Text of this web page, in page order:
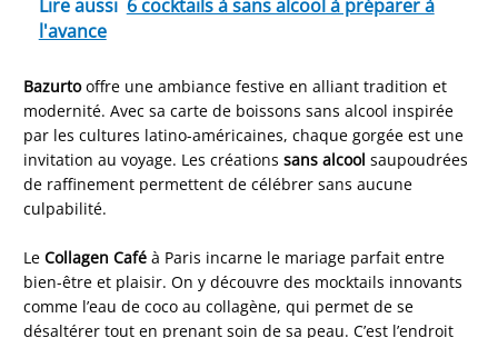
Lire aussi 6 cocktails à sans alcool à préparer à
l'avance
Bazurtooffre une ambiance festive en alliant tradition et
modernité. Avec sa carte de boissons sans alcool inspirée
par les cultures latino-américaines, chaque gorgée est une
invitation au voyage. Les créationssans alcool saupoudrées
de raffinement permettent de célébrer sans aucune
culpabilité.
LeCollagen Café à Paris incarne le mariage parfait entre
bien-être et plaisir. On y découvre des mocktails innovants
comme l’eau de coco au collagène, qui permet de se
désaltérer tout en prenant soin de sa peau. C’est l’endroit